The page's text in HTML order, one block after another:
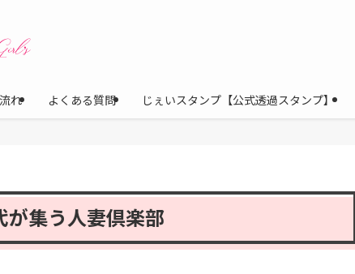
れ よくある質問 じぇいスタンプ【公式透過スタンプ】
集う人妻倶楽部